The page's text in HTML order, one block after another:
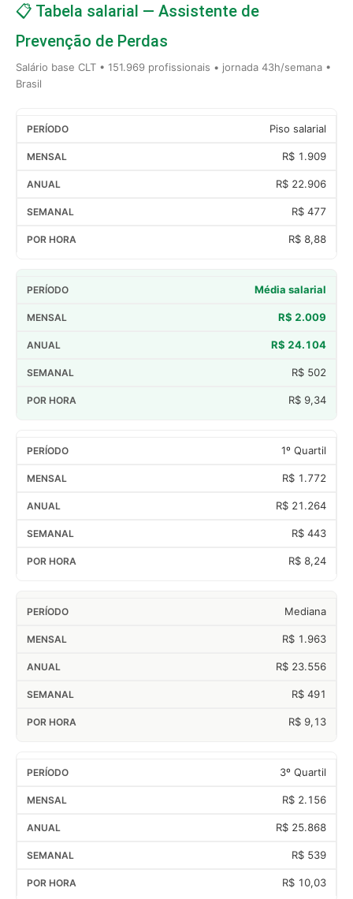
📋 Tabela salarial — Assistente de
Prevenção de Perdas
Salário base CLT • 151.969 profissionais • jornada 43h/semana •
Brasil
Piso salarial
R$ 1.909
R$ 22.906
R$ 477
R$ 8,88
Média salarial
R$ 2.009
R$ 24.104
R$ 502
R$ 9,34
1º Quartil
R$ 1.772
R$ 21.264
R$ 443
R$ 8,24
Mediana
R$ 1.963
R$ 23.556
R$ 491
R$ 9,13
3º Quartil
R$ 2.156
R$ 25.868
R$ 539
R$ 10,03